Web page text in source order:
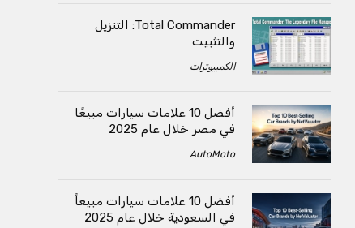
Total Commander: التنزيل
والتثبيت
الكمبيوترات
أفضل 10 علامات سيارات مبيعًا
في مصر خلال عام 2025
AutoMoto
أفضل 10 علامات سيارات مبيعاً
في السعودية خلال عام 2025